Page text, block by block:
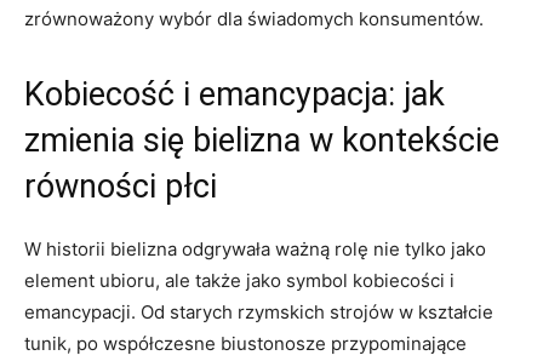
zrównoważony ‍wybór dla świadomych⁢ konsumentów.
Kobiecość i‌ emancypacja: jak
zmienia się bielizna w ​kontekście
równości płci
W historii bielizna odgrywała​ ważną rolę nie tylko jako
element ubioru, ale także jako symbol⁢ kobiecości i
emancypacji. Od starych rzymskich strojów w kształcie
tunik,⁣ po współczesne biustonosze przypominające​